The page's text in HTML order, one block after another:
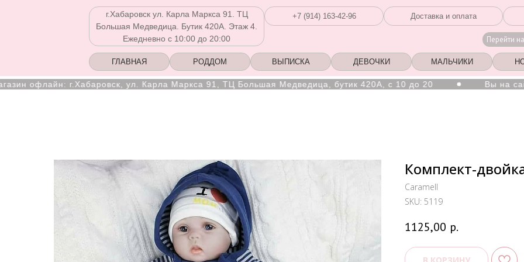
ДЕВОЧКИ МАЛЬЧИКИ
Доставка и оплата
Перейти
+7 (914) 163-42-96
г.Хабаровск ул. Карла Маркса 91. ТЦ
Большая Медведица. Бутик 420А. Этаж 4.
Ежедневно с 10:00 до 20:00
РОДДОМ ВЫПИСКА
ГЛАВНАЯ
офлайн: г.Хабаровск, ул. Карла Маркса 91, ТЦ Большая Медведица, бутик 420А, с 10 до 20 Вы на сайте
Комплект-
Caramell
SKU: 5119
1125,00 р.
В КОРЗИНУ